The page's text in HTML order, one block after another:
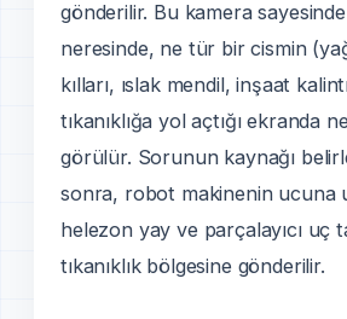
gönderilir. Bu kamera
neresinde, ne tür bir cismin
kılları, ıslak mendil, inşaat
tıkanıklığa yol açtığı ekranda
görülür. Sorunun kaynağı
sonra, robot makinenin ucuna
helezon yay ve parçalayıcı uç
tıkanıklık bölgesine gönderilir.